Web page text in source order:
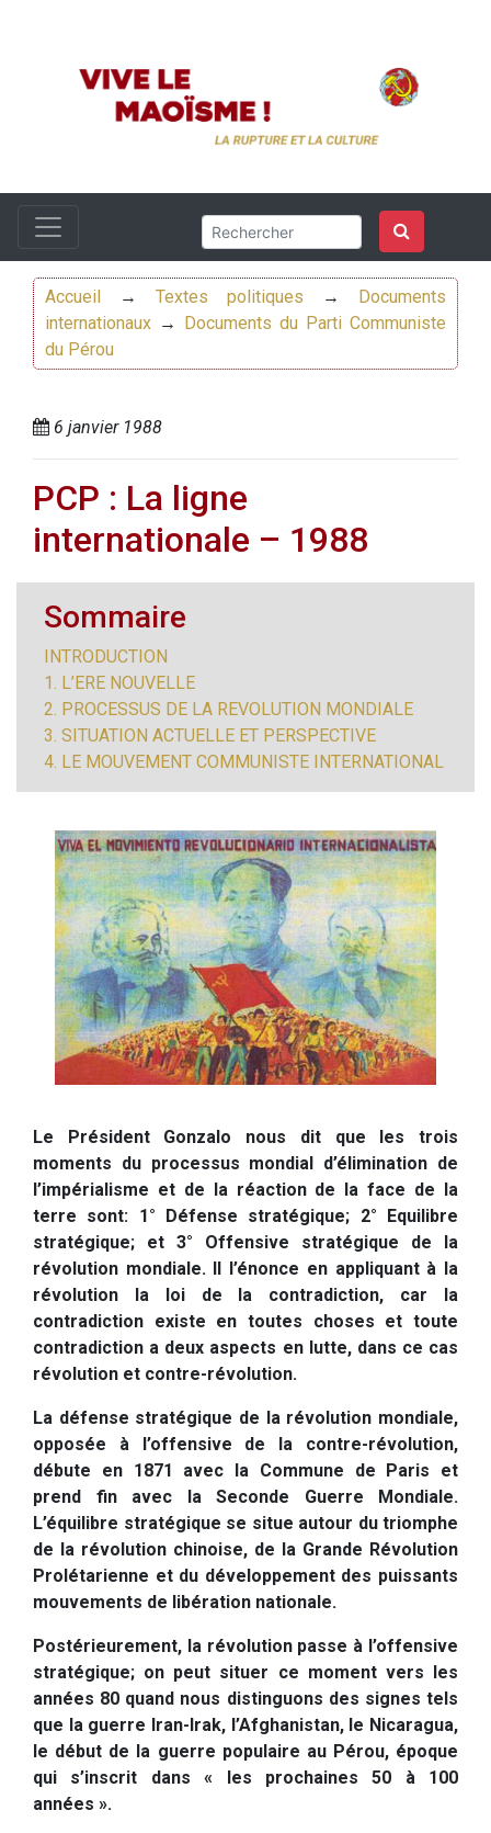
Accueil → Textes politiques →
Documents
internationaux →
Documents du Parti Communiste
du Pérou
6 janvier 1988
PCP : La ligne
internationale – 1988
Sommaire
INTRODUCTION
1. L’ERE NOUVELLE
2. PROCESSUS DE LA REVOLUTION MONDIALE
3. SITUATION ACTUELLE ET PERSPECTIVE
4. LE MOUVEMENT COMMUNISTE INTERNATIONAL
Le Président Gonzalo nous dit que les trois
moments du processus mondial d’élimination de
l’impérialisme et de la réaction de la face de la
terre sont: 1° Défense stratégique; 2° Equilibre
stratégique; et 3° Offensive stratégique de la
révolution mondiale. Il l’énonce en appliquant à la
révolution la loi de la contradiction, car la
contradiction existe en toutes choses et toute
contradiction a deux aspects en lutte, dans ce cas
révolution et contre-révolution.
La défense stratégique de la révolution mondiale,
opposée à l’offensive de la contre-révolution,
débute en 1871 avec la Commune de Paris et
prend fin avec la Seconde Guerre Mondiale.
L’équilibre stratégique se situe autour du triomphe
de la révolution chinoise, de la Grande Révolution
Prolétarienne et du développement des puissants
mouvements de libération nationale.
Postérieurement, la révolution passe à l’offensive
stratégique; on peut situer ce moment vers les
années 80 quand nous distinguons des signes tels
que la guerre Iran-Irak, l’Afghanistan, le Nicaragua,
le début de la guerre populaire au Pérou, époque
qui s’inscrit dans « les prochaines 50 à 100
années ».